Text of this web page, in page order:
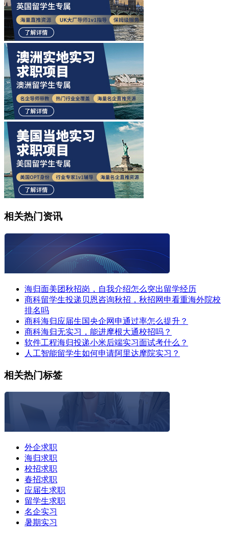
相关热门资讯
海归面美团秋招岗，自我介绍怎么突出留学经历
商科留学生投递贝恩咨询秋招，秋招网申看重海外院校
排名吗
商科海归应届生国央企网申通过率怎么提升？
商科海归无实习，能进摩根大通校招吗？
软件工程海归投递小米后端实习面试考什么？
人工智能留学生如何申请阿里达摩院实习？
相关热门标签
外企求职
海归求职
校招求职
春招求职
应届生求职
留学生求职
名企实习
暑期实习